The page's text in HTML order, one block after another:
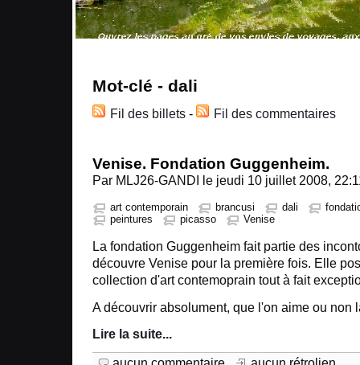
Mot-clé - dali
Fil des billets - Fil des commentaires
Venise. Fondation Guggenheim.
Par MLJ26-GANDI le jeudi 10 juillet 2008,
art contemporain brancusi dali
peintures
picasso Venise
La fondation Guggenheim fait partie des
découvre Venise pour la première fois. Elle
collection d'art contemoprain tout à fait
A découvrir absolument, que l'on aime ou non
Lire la suite...